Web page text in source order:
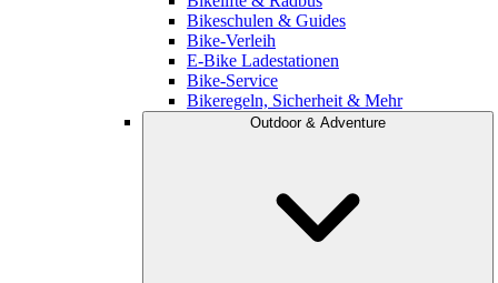
Bikeschulen & Guides
Bike-Verleih
E-Bike Ladestationen
Bike-Service
Bikeregeln, Sicherheit & Mehr
Outdoor & Adventure